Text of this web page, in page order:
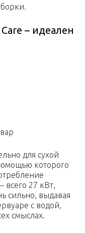
– идеален
для сухой
которого
всего 27 кВт,
сильно, выдавая
с водой,
смыслах.